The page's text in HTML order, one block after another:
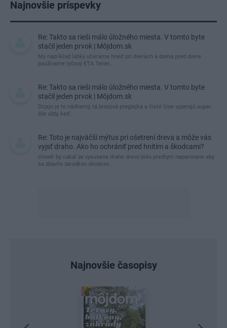
Najnovšie príspevky
Re: Takto sa rieši málo úložného miesta. V tomto byte
stačil jeden prvok | Môjdom.sk
My napríklad labky utierame hneď pri dverách a doma pred dvere
používame tyčový ETA Terier…
Re: Takto sa rieši málo úložného miesta. V tomto byte
stačil jeden prvok | Môjdom.sk
Dizajn je to nádherný, tá brezová preglejka a čisté línie vyzerajú super.
Ale vždy, keď…
Re: Toto je najväčší mýtus pri ošetrení dreva a môže vás
vyjsť draho. Ako ho ochrániť pred hnitím a škodcami?
clovek by cakal ze vysusene drahe drevo bolo predtym naparovane aby
sa zbavilo zarodkov skodcov...
Najnovšie časopisy